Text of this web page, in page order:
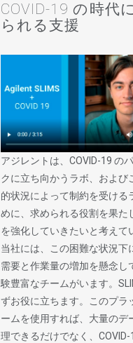
COVID-19 の時代
られる支援
アジレントは、COVID-19 の
クに立ち向かうラボ、および
的状況によって制約を受ける
めに、求められる役割を果た
を強化していきたいと考えて
当社には、この困難な状況下
需要と作業量の増加を懸念し
験豊富なチームがいます。
ずお役に立ちます。このプラ
ームを使用すれば、大量のデ
理できるだけでなく、